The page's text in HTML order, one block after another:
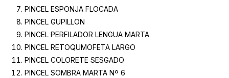
PINCEL ESPONJA FLOCADA
PINCEL GUPILLON
PINCEL PERFILADOR LENGUA MARTA
PINCEL RETOQUMOFETA LARGO
PINCEL COLORETE SESGADO
PINCEL SOMBRA MARTA Nº 6